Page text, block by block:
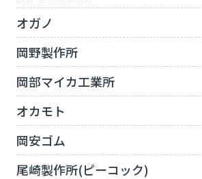
オガノ
岡野製作所
岡部マイカ工業所
オカモト
岡安ゴム
尾崎製作所(ピーコック)